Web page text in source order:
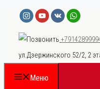
Перейти
содержимому
ул.Дзержинского 52/2, 2
Меню